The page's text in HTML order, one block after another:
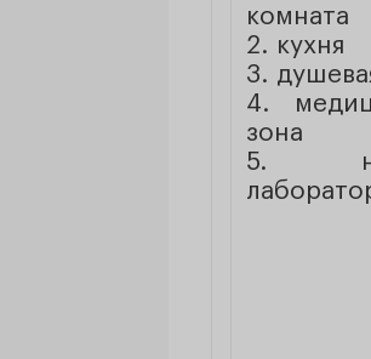
комната
2. кухня
3.
4.
зона
5.